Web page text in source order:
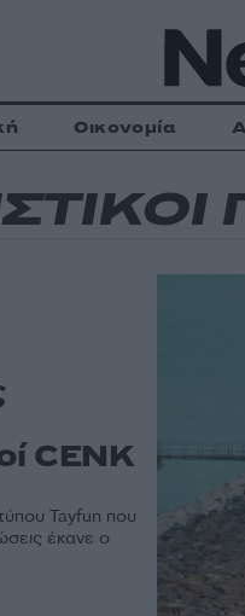
Οικονομία
CENK
Tayfun που
έκανε ο